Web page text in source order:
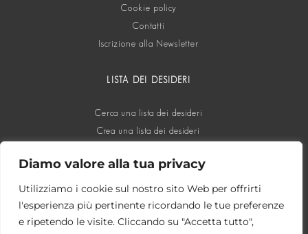
Diamo valore alla tua privacy
Utilizziamo i cookie sul nostro sito Web per offrirti
l'esperienza più pertinente ricordando le tue preferenze
e ripetendo le visite. Cliccando su "Accetta tutto",
Cookie policy
Contatti
Iscrizione alla Newsletter
LISTA DEI DESIDERI
Cerca una lista dei desideri
Crea una lista dei desideri
SOCIAL